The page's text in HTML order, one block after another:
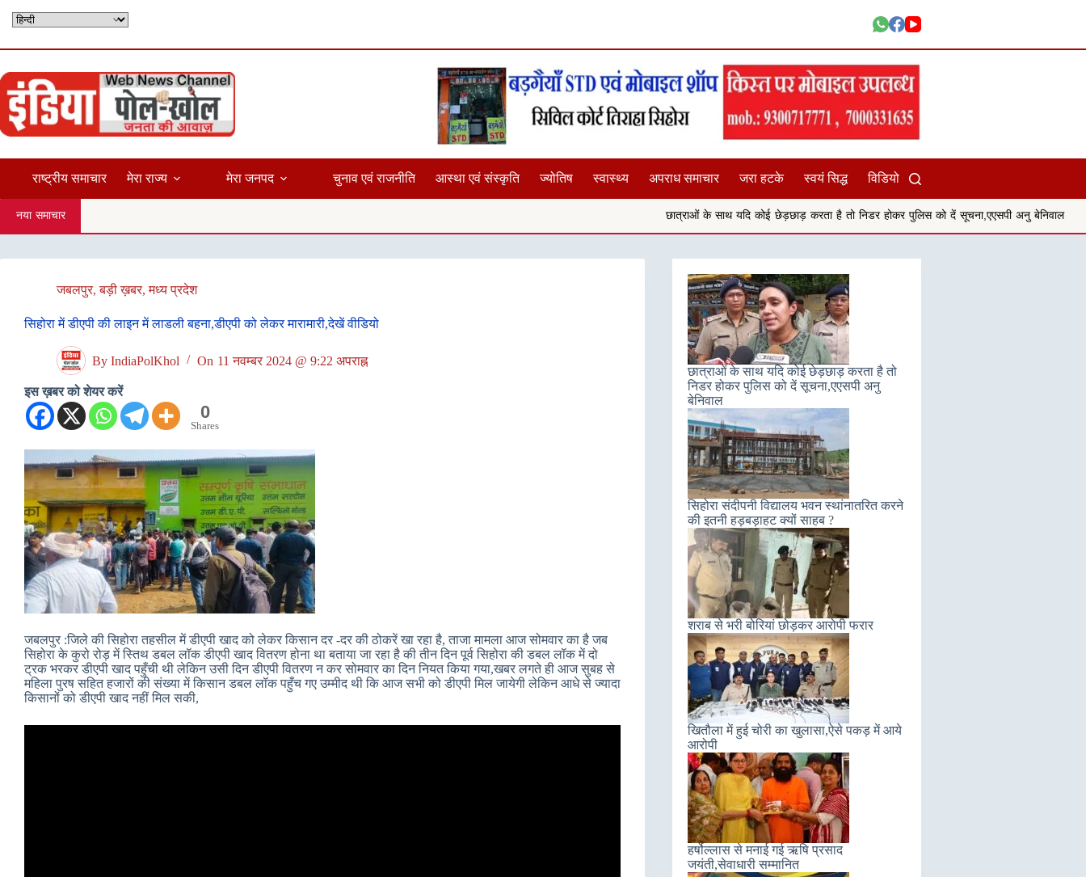
राष्ट्रीय समाचार मेरा राज्य मेरा जनपद चुनाव एवं राजनीति आस्था एवं संस्कृति ज्योतिष स्वास्थ्य अपराध समाचार जरा हटके स्वयं सिद्ध विडियो
नया समाचार छात्राओं के साथ यदि कोई छेड़छाड़ करता है तो निडर होकर पुलिस को दें सूचना,एएसपी अनु बेनिवाल सिहोरा संदीपनी
जबलपुर,बड़ी ख़बर,मध्य प्रदेश
सिहोरा में डीएपी की लाइन में लाडली बहना,डीएपी को लेकर मारामारी,देखें वीडियो
By IndiaPolKhol On 11 नवम्बर 2024 @ 9:22 अपराह्न
इस ख़बर को शेयर करें
0
Shares
जबलपुर :जिले की सिहोरा तहसील में डीएपी खाद को लेकर किसान दर -दर की ठोकरें खा रहा है, ताजा मामला आज सोमवार का है जब
सिहोरा के कुरो रोड़ में स्तिथ डबल लॉक डीएपी खाद वितरण होना था बताया जा रहा है की तीन दिन पूर्व सिहोरा की डबल लॉक में दो
ट्रक भरकर डीएपी खाद पहुँची थी लेकिन उसी दिन डीएपी वितरण न कर सोमवार का दिन नियत किया गया,खबर लगते ही आज सुबह से
महिला पुरष सहित हजारों की संख्या में किसान डबल लॉक पहुँच गए उम्मीद थी कि आज सभी को डीएपी मिल जायेगी लेकिन आधे से ज्यादा
किसानों को डीएपी खाद नहीं मिल सकी,
छात्राओं के साथ यदि कोई छेड़छाड़ करता है तो
निडर होकर पुलिस को दें सूचना,एएसपी अनु
बेनिवाल
सिहोरा संदीपनी विद्यालय भवन स्थांनातरित करने
की इतनी हड़बड़ाहट क्यों साहब ?
शराब से भरी बोरियां छोड़कर आरोपी फरार
खितौला में हुई चोरी का खुलासा,ऐसे पकड़ में आये
आरोपी
हर्षोल्लास से मनाई गई ऋषि प्रसाद
जयंती,सेवाधारी सम्मानित